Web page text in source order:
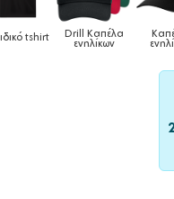
παιδικά Κούπες Κούπες